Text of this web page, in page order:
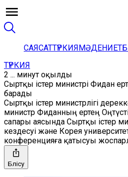
САЯСАТТҮРКИЯМӘДЕНИЕТ
ТҮРКИЯ
2 ... минут оқылды
Сыртқы істер министрі Фидан
барады
Сыртқы істер министрлігі
министр Фиданның ертең
сапары аясында Сыртқы істер
кездесуі және Корея
конференцияға қатысуы
Бөлісу